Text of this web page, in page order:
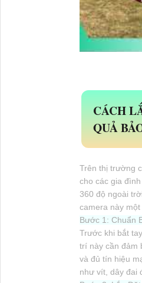
CÁCH
QUẢ
Trên thị trường
cho các gia
360 độ ngoài
camera này
Bước 1: Chuẩn
Trước khi bắt
trí này cần đảm
và đủ tín hiệu
như vít, dây đai